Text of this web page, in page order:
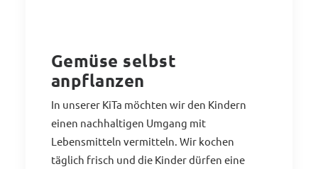
Gemüse selbst
anpflanzen
In unserer KiTa möchten wir den Kindern
einen nachhaltigen Umgang mit
Lebensmitteln vermitteln. Wir kochen
täglich frisch und die Kinder dürfen eine